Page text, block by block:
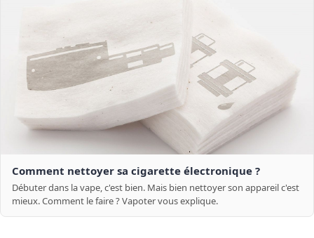
Comment nettoyer sa cigarette électronique ?
Débuter dans la vape, c'est bien. Mais bien nettoyer son appareil c'est
mieux. Comment le faire ? Vapoter vous explique.